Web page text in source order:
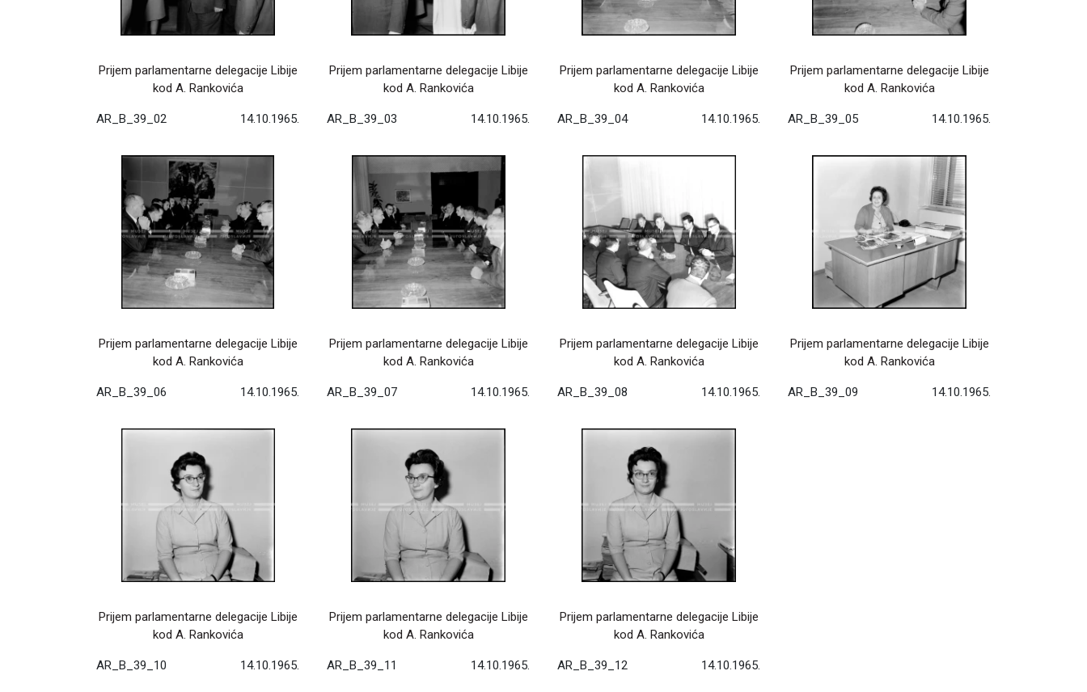
Prijem parlamentarne delegacije Libije
kod A. Rankovića
AR_B_39_02 14.10.1965.
Prijem parlamentarne delegacije Libije
kod A. Rankovića
AR_B_39_03 14.10.1965.
Prijem parlamentarne delegacije Libije
kod A. Rankovića
AR_B_39_04 14.10.1965.
Prijem parlamentarne delegacije Libije
kod A. Rankovića
AR_B_39_05 14.10.1965.
Prijem parlamentarne delegacije Libije
kod A. Rankovića
AR_B_39_06 14.10.1965.
Prijem parlamentarne delegacije Libije
kod A. Rankovića
AR_B_39_07 14.10.1965.
Prijem parlamentarne delegacije Libije
kod A. Rankovića
AR_B_39_08 14.10.1965.
Prijem parlamentarne delegacije Libije
kod A. Rankovića
AR_B_39_09 14.10.1965.
Prijem parlamentarne delegacije Libije
kod A. Rankovića
AR_B_39_10 14.10.1965.
Prijem parlamentarne delegacije Libije
kod A. Rankovića
AR_B_39_11 14.10.1965.
Prijem parlamentarne delegacije Libije
kod A. Rankovića
AR_B_39_12 14.10.1965.